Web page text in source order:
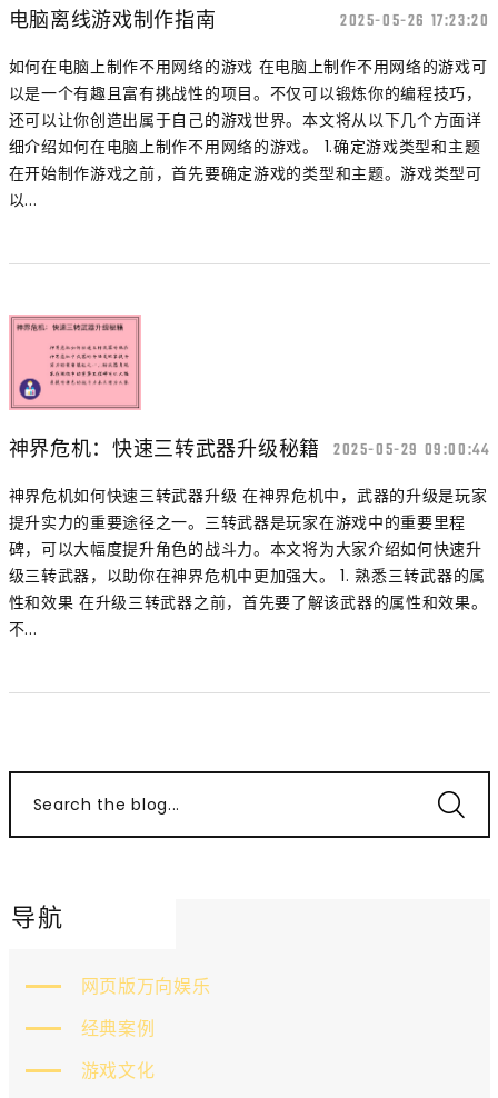
电脑离线游戏制作指南 2025-05-26 17:23:20
如何在电脑上制作不用网络的游戏 在电脑上制作不用网络的游戏可
以是一个有趣且富有挑战性的项目。不仅可以锻炼你的编程技巧，
还可以让你创造出属于自己的游戏世界。本文将从以下几个方面详
细介绍如何在电脑上制作不用网络的游戏。 1.确定游戏类型和主题
在开始制作游戏之前，首先要确定游戏的类型和主题。游戏类型可
以...
神界危机：快速三转武器升级秘籍 2025-05-29 09:00:44
神界危机如何快速三转武器升级 在神界危机中，武器的升级是玩家
提升实力的重要途径之一。三转武器是玩家在游戏中的重要里程
碑，可以大幅度提升角色的战斗力。本文将为大家介绍如何快速升
级三转武器，以助你在神界危机中更加强大。 1. 熟悉三转武器的属
性和效果 在升级三转武器之前，首先要了解该武器的属性和效果。
不...
Search the blog...
导航
网页版万向娱乐
经典案例
游戏文化